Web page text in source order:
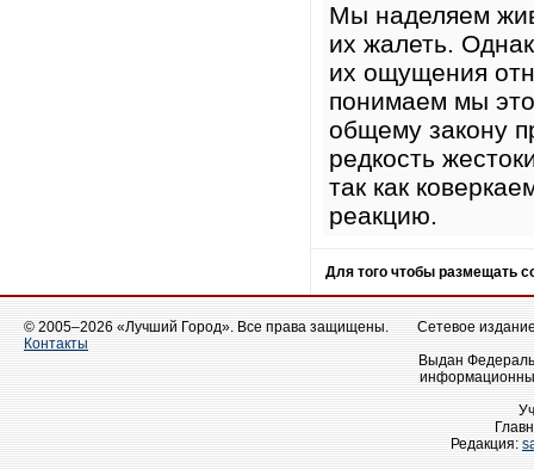
Мы наделяем
их жалеть.
их ощущения
понимаем мы
общему закону
редкость
так как
реакцию.
Для того чтобы размещать
© 2005–2026 «Лучший Город». Все права защищены.
Контакты
Сетевое
Выдан
Редакция: